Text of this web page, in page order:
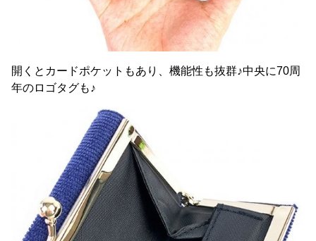
開くとカードポケットもあり、機能性も抜群♪中央に70周
年のロゴタグも♪